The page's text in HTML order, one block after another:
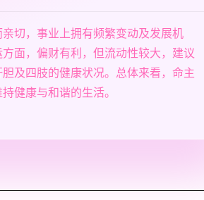
切，事业上拥有频繁变动及发展机
面，偏财有利，但流动性较大，建议
及四肢的健康状况。总体来看，命主
健康与和谐的生活。